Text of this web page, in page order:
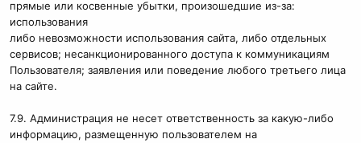
прямые или косвенные убытки, произошедшие из-за:
использования
либо невозможности использования сайта, либо отдельных
сервисов; несанкционированного доступа к коммуникациям
Пользователя; заявления или поведение любого третьего лица
на сайте.
7.9. Администрация не несет ответственность за какую-либо
информацию, размещенную пользователем на